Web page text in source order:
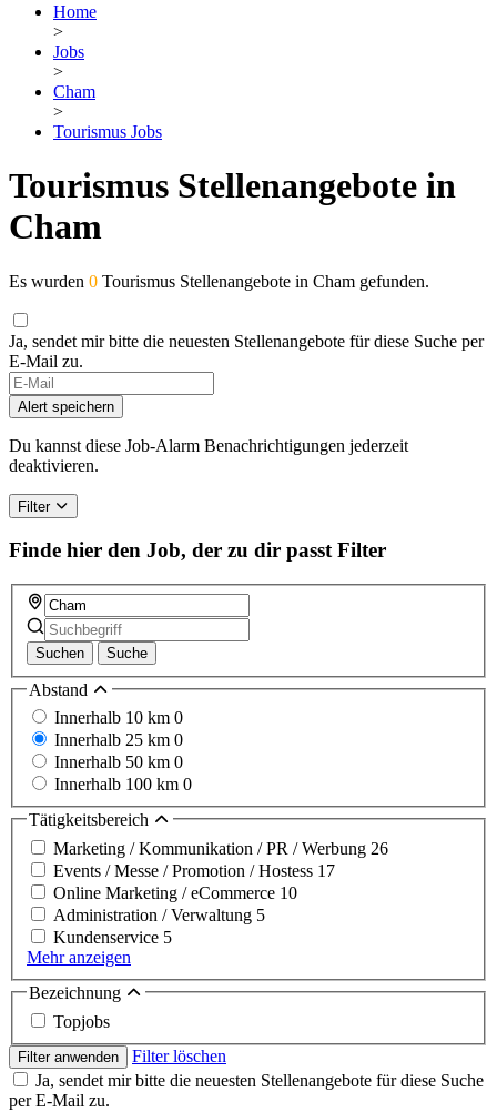
Home
>
Jobs
>
Cham
>
Tourismus Jobs
Tourismus Stellenangebote in
Cham
Es wurden 0 Tourismus Stellenangebote in Cham gefunden.
Ja, sendet mir bitte die neuesten Stellenangebote für diese Suche per
E-Mail zu.
Alert speichern
Du kannst diese Job-Alarm Benachrichtigungen jederzeit
deaktivieren.
Filter
Finde hier den Job, der zu dir passt Filter
Suchen Suche
Abstand
Innerhalb 10 km 0
Innerhalb 25 km 0
Innerhalb 50 km 0
Innerhalb 100 km 0
Tätigkeitsbereich
Marketing / Kommunikation / PR / Werbung 26
Events / Messe / Promotion / Hostess 17
Online Marketing / eCommerce 10
Administration / Verwaltung 5
Kundenservice 5
Mehr anzeigen
Bezeichnung
Topjobs
Filter anwenden
Filter löschen
Ja, sendet mir bitte die neuesten Stellenangebote für diese Suche
per E-Mail zu.